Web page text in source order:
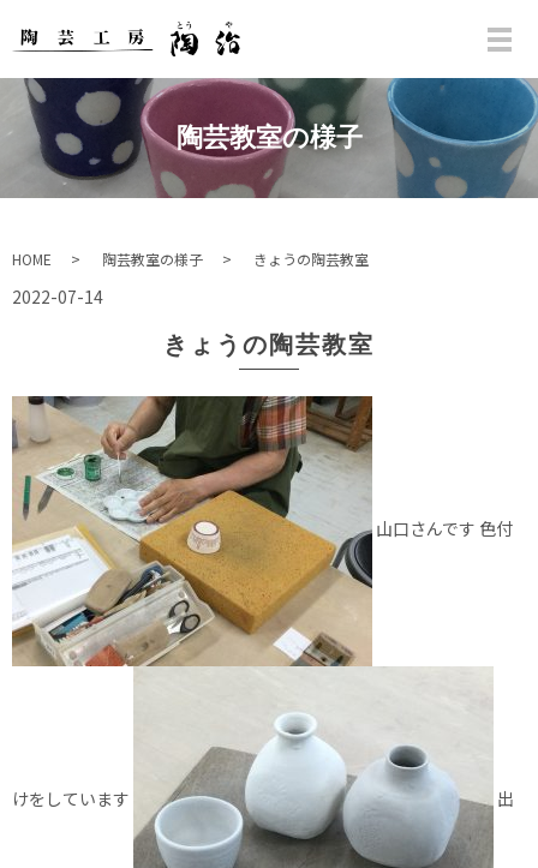
陶芸教室の様子
HOME 陶芸教室の様子 きょうの陶芸教室
2022-07-14
きょうの陶芸教室
山口さんです 色付
けをしています 出